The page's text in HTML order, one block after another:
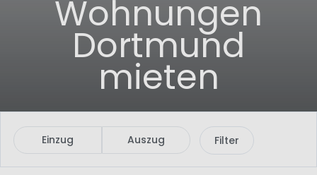
Wohnungen
Dortmund
mieten
Einzug Auszug Filter